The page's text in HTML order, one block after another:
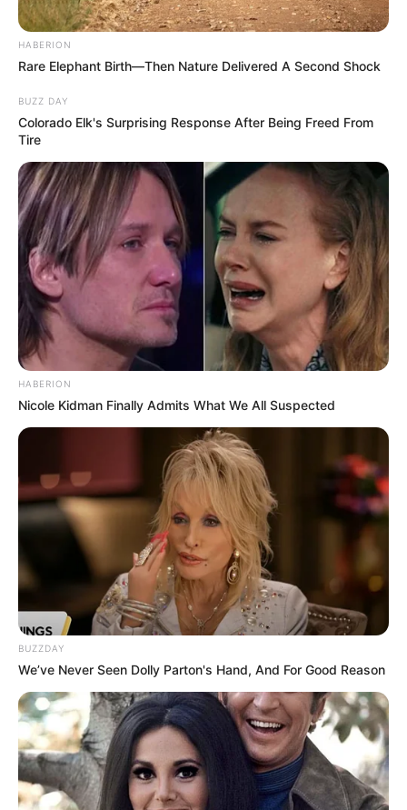
Végül is nem én és nem a lányaim tették tönkre
Jack életét. Ő tette ezt önmagával.
HABERION
Rare Elephant Birth—Then Nature Delivered A Second Shock
BUZZ DAY
Colorado Elk's Surprising Response After Being Freed From
Tire
HABERION
Nicole Kidman Finally Admits What We All Suspected
BUZZDAY
We’ve Never Seen Dolly Parton's Hand, And For Good Reason